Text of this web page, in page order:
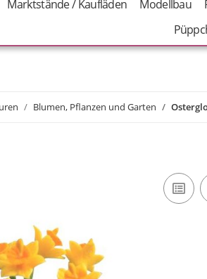
Marktstände / Kaufläden Modellbau
Blumen, Pflanzen und Garten